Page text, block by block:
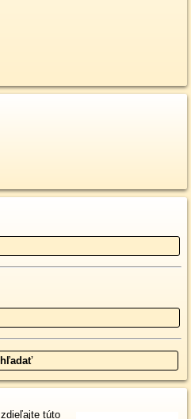
zdieľajte túto